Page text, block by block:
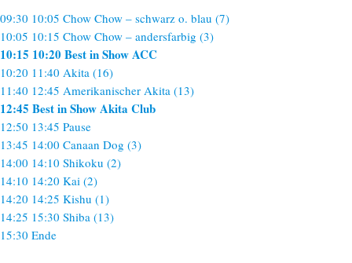
09:30 10:05 Chow Chow – schwarz o. blau (7)
10:05 10:15 Chow Chow – andersfarbig (3)
10:15 10:20 Best in Show ACC
10:20 11:40 Akita (16)
11:40 12:45 Amerikanischer Akita (13)
12:45 Best in Show Akita Club
12:50 13:45 Pause
13:45 14:00 Canaan Dog (3)
14:00 14:10 Shikoku (2)
14:10 14:20 Kai (2)
14:20 14:25 Kishu (1)
14:25 15:30 Shiba (13)
15:30 Ende